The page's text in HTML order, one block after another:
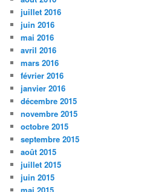
juillet 2016
juin 2016
mai 2016
avril 2016
mars 2016
février 2016
janvier 2016
décembre 2015
novembre 2015
octobre 2015
septembre 2015
août 2015
juillet 2015
juin 2015
mai 2015